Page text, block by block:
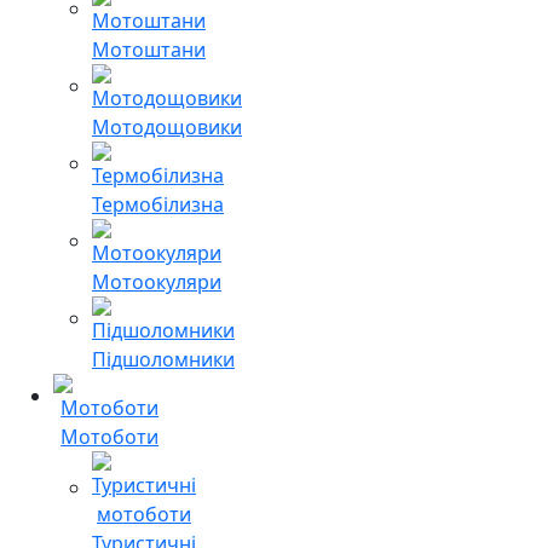
Мотоштани
Мотодощовики
Термобілизна
Мотоокуляри
Підшоломники
Мотоботи
Туристичні